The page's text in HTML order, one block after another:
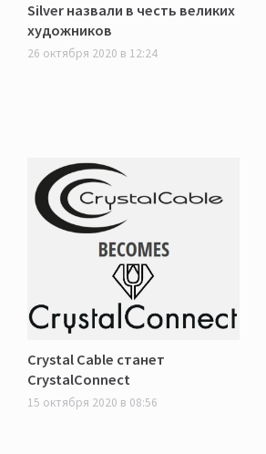
Silver назвали в честь великих
художников
26 октября 2020 в 12:24
Crystal Cable станет
CrystalConnect
15 октября 2020 в 08:56